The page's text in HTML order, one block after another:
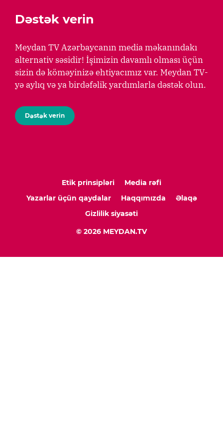
Dəstək verin
Meydan TV Azərbaycanın media məkanındakı
alternativ səsidir! İşimizin davamlı olması üçün
sizin də köməyinizə ehtiyacımız var. Meydan TV-
yə aylıq və ya birdəfəlik yardımlarla dəstək olun.
Dəstək verin
Etik prinsipləri
Media rəfi
Yazarlar üçün qaydalar
Haqqımızda
Əlaqə
Gizlilik siyasəti
© 2026 MEYDAN.TV